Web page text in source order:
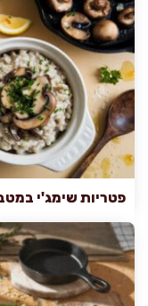
פטריות שימג'י